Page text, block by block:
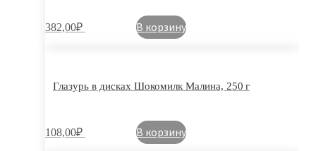
382,00₽ В корзину
Глазурь в дисках Шокомилк Малина, 250 г
108,00₽ В корзину